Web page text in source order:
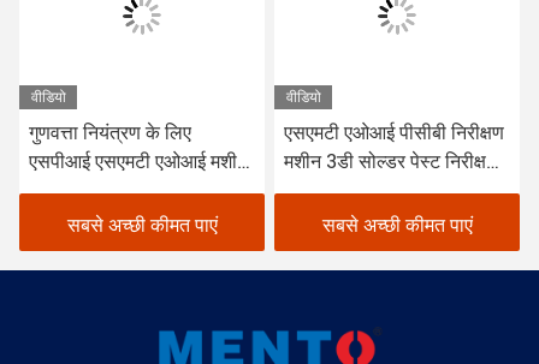
वीडियो
गुणवत्ता नियंत्रण के लिए
एसपीआई एसएमटी एओआई मशीन
सर्किट बोर्ड निरीक्षण
सबसे अच्छी कीमत पाएं
वीडियो
एसएमटी एओआई पीसीबी निरीक्षण
मशीन 3डी सोल्डर पेस्ट निरीक्षण
मशीन
सबसे अच्छी कीमत पाएं